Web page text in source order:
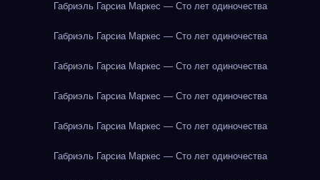
Габриэль Гарсиа Маркес — Сто лет одиночества
Габриэль Гарсиа Маркес — Сто лет одиночества
Габриэль Гарсиа Маркес — Сто лет одиночества
Габриэль Гарсиа Маркес — Сто лет одиночества
Габриэль Гарсиа Маркес — Сто лет одиночества
Габриэль Гарсиа Маркес — Сто лет одиночества